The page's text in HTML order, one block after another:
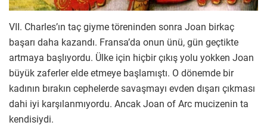
VII. Charles’ın taç giyme töreninden sonra Joan birkaç
başarı daha kazandı. Fransa’da onun ünü, gün geçtikte
artmaya başlıyordu. Ülke için hiçbir çıkış yolu yokken Joan
büyük zaferler elde etmeye başlamıştı. O dönemde bir
kadının bırakın cephelerde savaşmayı evden dışarı çıkması
dahi iyi karşılanmıyordu. Ancak Joan of Arc mucizenin ta
kendisiydi.